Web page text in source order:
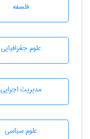
فلسفه
علوم جغرافيايی
مديريت اجرايی
علوم سياسی